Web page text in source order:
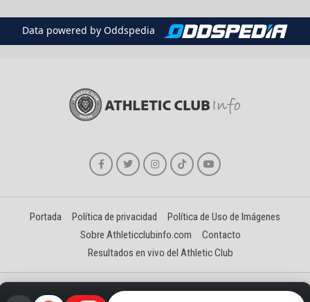
Data powered by Oddspedia
Portada Política de privacidad
Política de Uso de Imágenes
Sobre Athleticclubinfo.com
Contacto
Resultados en vivo del Athletic Club
Creado y gestionado por David Benéitez Landeta